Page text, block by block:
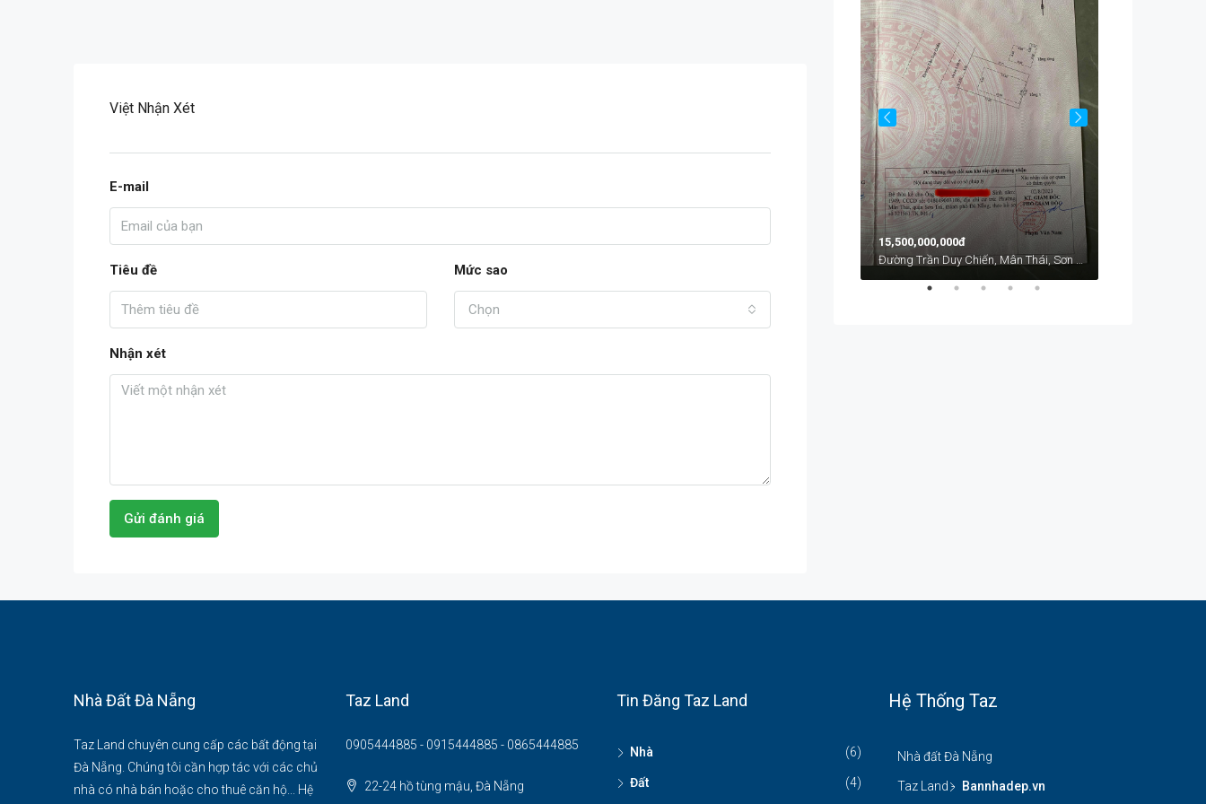
Việt Nhận Xét
E-mail
Tiêu đề Mức sao
Chọn
Nhận xét
Gửi đánh giá
15,500,000,000đ
Nhà Đất Đà Nẵng
Taz Land chuyên cung cấp các bất động tại
Đà Nẵng. Chúng tôi cần hợp tác với các chủ
nhà có nhà bán hoặc cho thuê căn hộ... Hệ
Taz Land
0905444885 - 0915444885 - 0865444885
22-24 hồ tùng mậu, Đà Nẵng
Tin Đăng Taz Land
Nhà (6)
Đất (4)
Hệ Thống Taz
Nhà đất Đà Nẵng
Taz Land - Bannhadep.vn